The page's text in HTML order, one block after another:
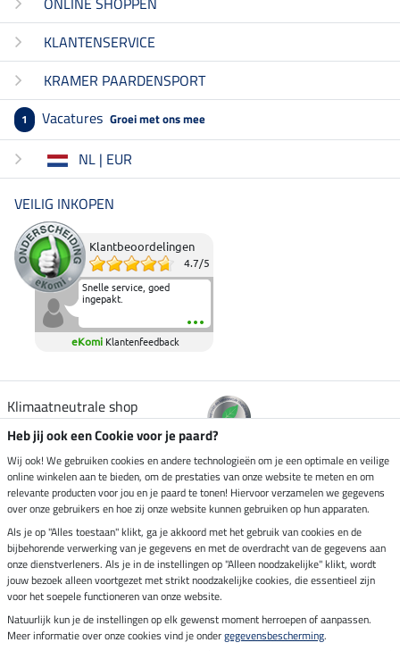
KLANTENSERVICE
KRAMER PAARDENSPORT
1 Vacatures Groei met ons mee
NL | EUR
VEILIG INKOPEN
Klantbeoordelingen
4.7/5
Snelle service, goed
ingepakt.
eKomi Klantenfeedback
Klimaatneutrale shop
Verzending per
Veilig betalen met
Impressum
Laatste update op 08.08.2026 om 14:33 uur
Heb jij ook een Cookie voor je paard?
Wij ook! We gebruiken cookies en andere technologieën om je een optimale en veilige
online winkelen aan te bieden, om de prestaties van onze website te meten en om
relevante producten voor jou en je paard te tonen! Hiervoor verzamelen we gegevens
over onze gebruikers en hoe zij onze website kunnen gebruiken op hun apparaten.
Als je op "Alles toestaan" klikt, ga je akkoord met het gebruik van cookies en de
bijbehorende verwerking van je gegevens en met de overdracht van de gegevens aan
onze dienstverleners. Als je in de instellingen op "Alleen noodzakelijke" klikt, wordt
jouw bezoek alleen voortgezet met strikt noodzakelijke cookies, die essentieel zijn
voor het soepele functioneren van onze website.
Natuurlijk kun je de instellingen op elk gewenst moment herroepen of aanpassen.
Meer informatie over onze cookies vind je ondergegevensbescherming.